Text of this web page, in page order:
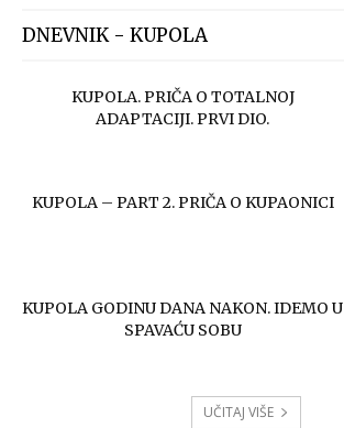
DNEVNIK - KUPOLA
KUPOLA. PRIČA O TOTALNOJ
ADAPTACIJI. PRVI DIO.
KUPOLA – PART 2. PRIČA O KUPAONICI
KUPOLA GODINU DANA NAKON. IDEMO U
SPAVAĆU SOBU
UČITAJ VIŠE